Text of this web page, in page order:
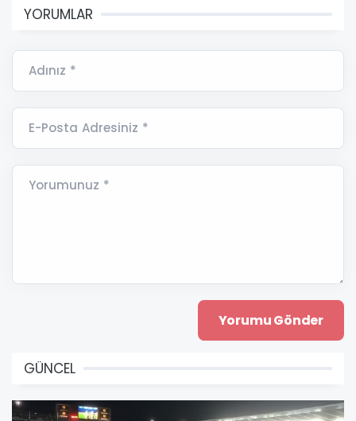
YORUMLAR
Adınız *
E-Posta Adresiniz *
Yorumunuz *
GÜNCEL